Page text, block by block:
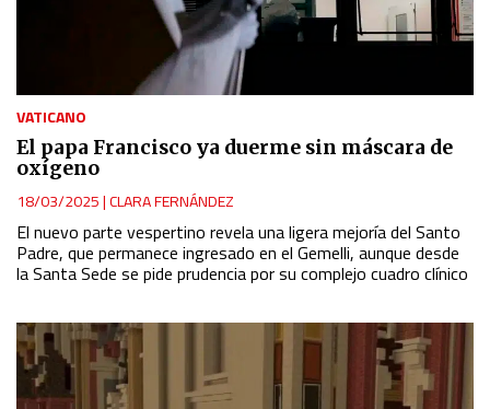
VATICANO
El papa Francisco ya duerme sin máscara de
oxígeno
18/03/2025|CLARA FERNÁNDEZ
El nuevo parte vespertino revela una ligera mejoría del Santo
Padre, que permanece ingresado en el Gemelli, aunque desde
la Santa Sede se pide prudencia por su complejo cuadro clínico